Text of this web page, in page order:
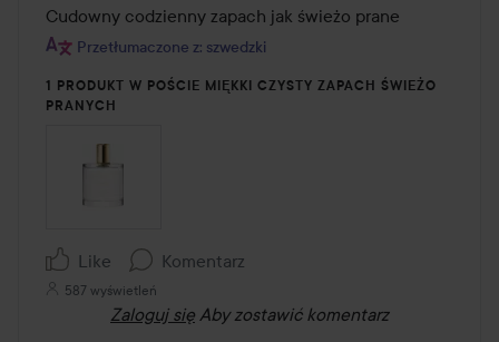
z
5
Cudowny codzienny zapach jak świeżo prane
Przetłumaczone z: szwedzki
1 PRODUKT W POŚCIE MIĘKKI CZYSTY ZAPACH ŚWIEŻO
PRANYCH
Like Komentarz
587 wyświetleń
Zaloguj się Aby zostawić komentarz